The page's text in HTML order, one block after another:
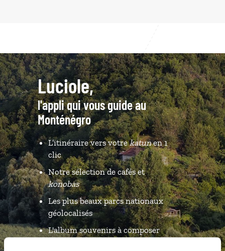
Luciole,
l'appli qui vous guide au
Monténégro
L’itinéraire vers votrekatunen 1
clic
Notre sélection de cafés et
konobas
Les plus beaux parcs nationaux
géolocalisés
L'album souvenirs à composer